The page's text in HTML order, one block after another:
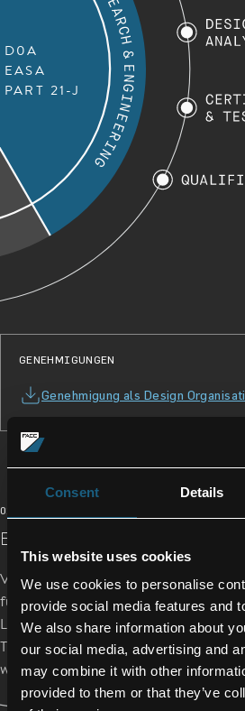
Consent Details
This website uses cookies
We use cookies to personalise
provide social media features and
We also share information about
our social media, advertising and
may combine it with other
provided to them or that they’ve
D0A
EASA
PART 21-J
GENEHMIGUNGEN
Genehmigung als Design
02/03
EINZIGARTIGER WERT IN SERIE
Von Passagierflugzeugen und
für Passagier- und
Lösungen in den Bereichen
Triebwerksverkleidungen und
weltweit in zahlreichen Flotten